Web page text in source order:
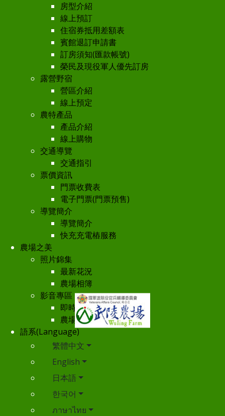
房型介紹
線上預訂
住宿券抵用差額表
賓館退訂申請書
訂房須知(匯款帳號)
榮民及現役軍人優先訂房
露營野宿
營區介紹
線上預定
農特產品
產品介紹
線上購物
交通導覽
交通指引
票價資訊
門票收費表
電子門票(門票預售)
導覽簡介
導覽簡介
快充充電樁服務
農場之美
照片錦集
最新花況
農場相簿
影音專區
即時影像
農場空拍
語系(Language)
繁體中文
English
日本語
한국어
ภาษาไทย